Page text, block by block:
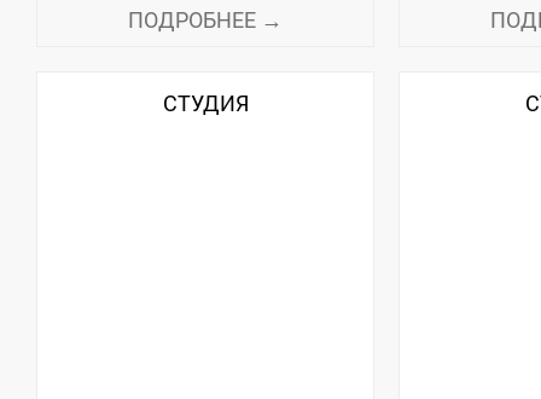
ПОДРОБНЕЕ →
СТУДИЯ